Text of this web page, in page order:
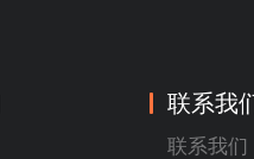
联系我
联系我们